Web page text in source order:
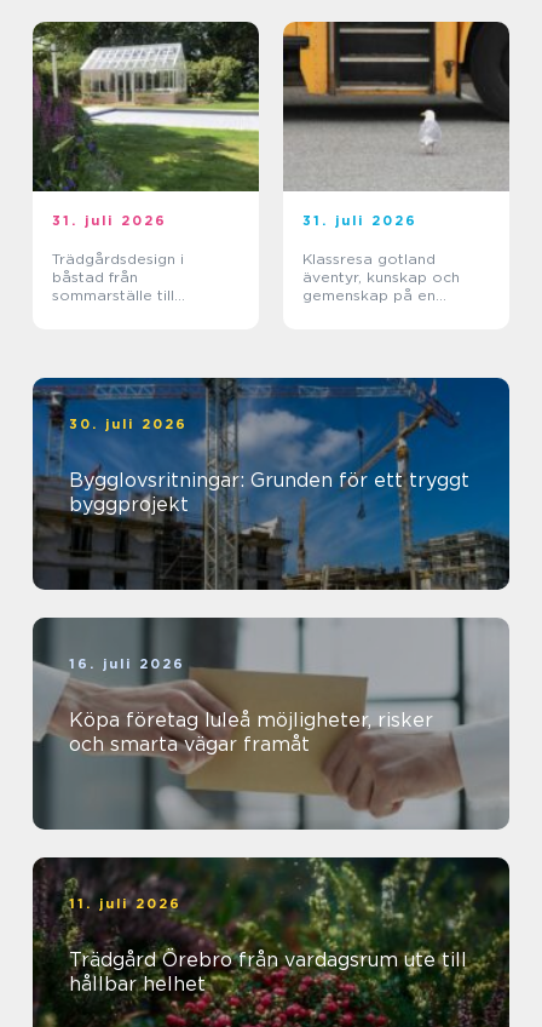
31. juli 2026
Trädgårdsdesign i
båstad från
sommarställe till
31. juli 2026
Klassresa gotland
äventyr, kunskap och
gemenskap på en
30. juli 2026
Bygglovsritningar: Grunden för ett tryggt
byggprojekt
16. juli 2026
Köpa företag luleå möjligheter, risker
och smarta vägar framåt
11. juli 2026
Trädgård Örebro från vardagsrum ute till
hållbar helhet